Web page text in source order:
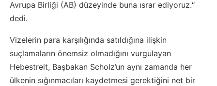
Avrupa Birliği (AB) düzeyinde buna ısrar ediyoruz.“
dedi.
Vizelerin para karşılığında satıldığına ilişkin
suçlamaların önemsiz olmadığını vurgulayan
Hebestreit, Başbakan Scholz’un aynı zamanda her
ülkenin sığınmacıları kaydetmesi gerektiğini net bir